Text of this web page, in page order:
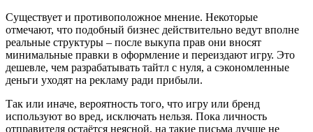
Существует и противоположное мнение. Некоторые
отмечают, что подобный бизнес действительно ведут вполне
реальные структуры – после выкупа прав они вносят
минимальные правки в оформление и переиздают игру. Это
дешевле, чем разрабатывать тайтл с нуля, а сэкономленные
деньги уходят на рекламу ради прибыли.
Так или иначе, вероятность того, что игру или бренд
используют во вред, исключать нельзя. Пока личность
отправителя остаётся неясной, на такие письма лучше не